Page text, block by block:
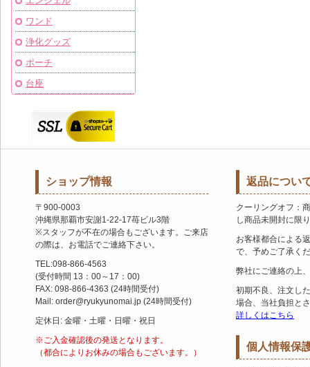
ワンド
浄化グッズ
ポーチ
台座
ショップ情報
〒900-0003
沖縄県那覇市安謝1-22-17苺ビル3階
※スタッフが不在の場合もございます。ご来店
の際は、お電話でご連絡下さい。
TEL:098-866-4563
(受付時間 13：00～17：00)
FAX: 098-866-4363 (24時間受付)
Mail: order@ryukyunomai.jp (24時間受付)
定休日: 金曜・土曜・日曜・祝日
※ご入金確認後の発送となります。
（都合によりお休みの場合もございます。）
返品につい
クーリングオフ：
し商品未開封に限
お客様都合による
で、予めご了承く
弊社にご連絡の上
初期不良、注文し
場合、当社負担と
詳しくはこちら
個人情報保